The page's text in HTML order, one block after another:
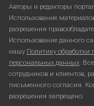
Авторы и редакторы
Использование
разрешения
Использование данного
нашу Политику
персональных данных.
сотрудников и клиентов,
письменного согласия.
разрешения запрещено.